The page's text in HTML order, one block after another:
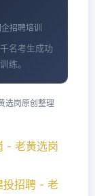
招聘培训
名考生成功
练。
选岗原创整理
- 老黄选岗
投招聘 - 老